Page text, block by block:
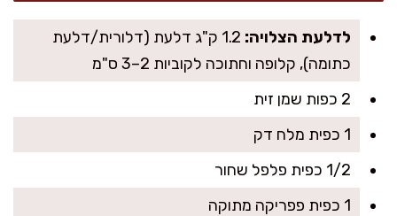
לדלעת הצלויה:
1.2 ק"ג דלעת (דלורית/דלעת
כתומה), קלופה וחתוכה לקוביות 2–3 ס"מ
2 כפות שמן זית
1 כפית מלח דק
1/2 כפית פלפל שחור
1 כפית פפריקה מתוקה